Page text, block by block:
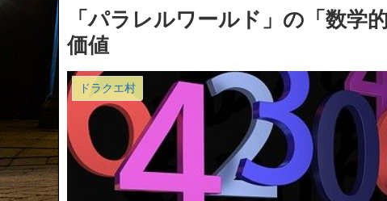
「パラレルワールド」の「数学
価値
ドラクエ村